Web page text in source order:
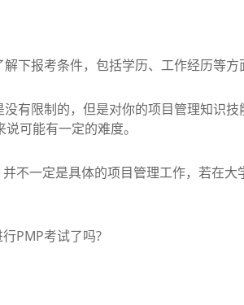
报考条件，包括学历、工作经历等方
限制的，但是对你的项目管理知识
可能有一定的难度。
一定是具体的项目管理工作，若在大
PMP考试了吗?